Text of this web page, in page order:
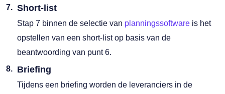
Short-list
Stap 7 binnen de selectie van planningssoftware is het
opstellen van een short-list op basis van de
beantwoording van punt 6.
Briefing
Tijdens een briefing worden de leveranciers in de